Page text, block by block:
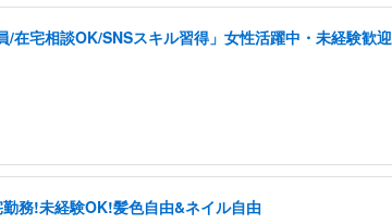
在宅相談OK/SNSスキル習得」女性活躍中・未経験歓迎
務!未経験OK!髪色自由&ネイル自由